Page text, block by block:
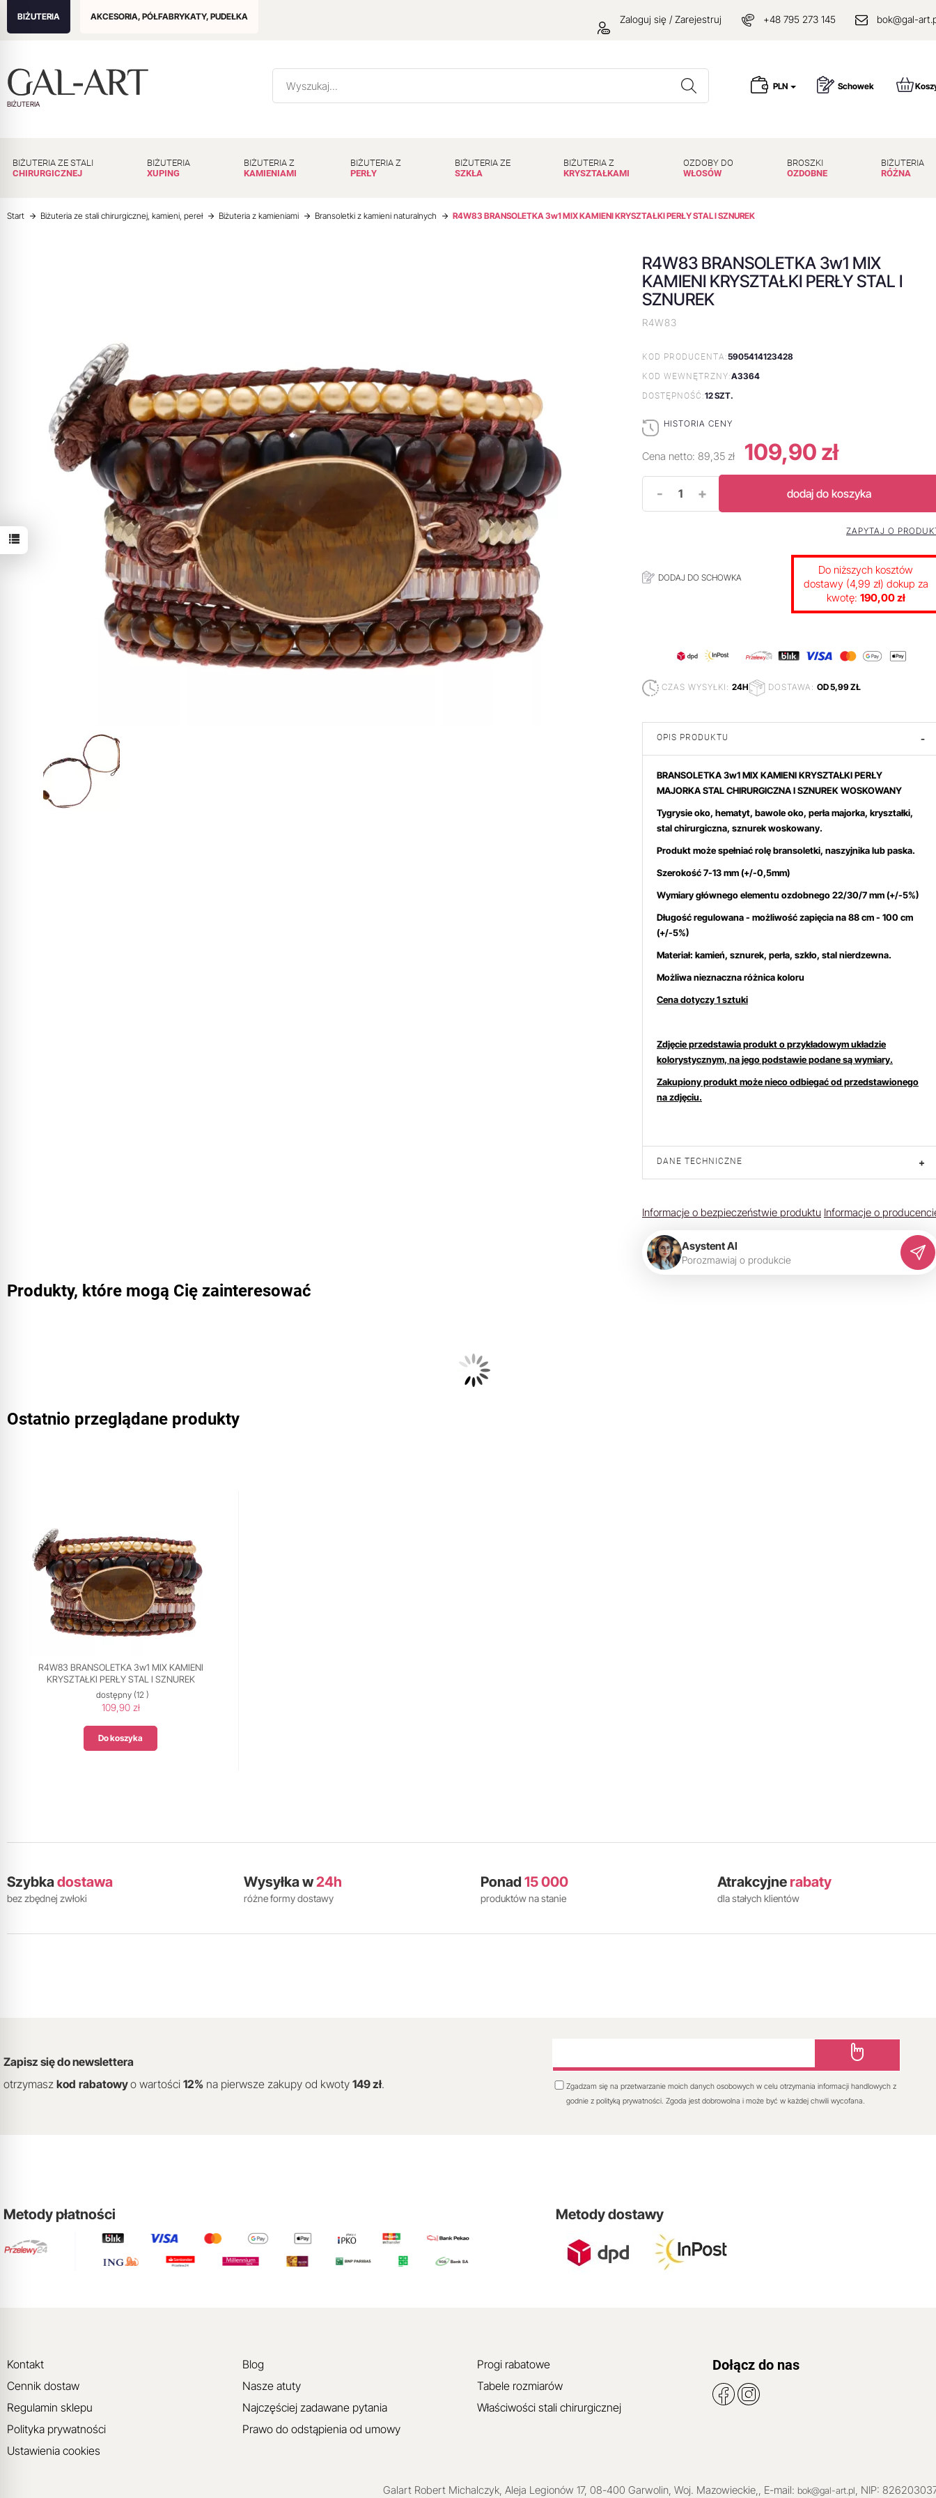
BIŻUTERIA AKCESORIA, PÓŁFABRYKATY, PUDEŁKA Zaloguj się / Zarejestruj +48 795 273 145 bok@gal-
BIŻUTERIA
Wyszukaj PLN Schowek
BIŻUTERIA ZE STALI
CHIRURGICZNEJ
BIŻUTERIA
XUPING
BIŻUTERIA Z
KAMIENIAMI
BIŻUTERIA Z
PERŁY
BIŻUTERIA ZE
SZKŁA
BIŻUTERIA Z
KRYSZTAŁKAMI
OZDOBY DO
WŁOSÓW
BROSZKI
OZDOBNE
BIŻUTERIA
RÓŻNA
Start Biżuteria ze stali chirurgicznej, kamieni, pereł Biżuteria z kamieniami Bransoletki z kamieni naturalnych R4W83 BRANSOLETKA 3w1 MIX KAMIENI KRYSZTAŁKI PERŁY STAL I SZNUREK
R4W83 BRANSOLETKA 3w1 MIX
KAMIENI KRYSZTAŁKI PERŁY STAL I
SZNUREK
R4W83
KOD PRODUCENTA:5905414123428
KOD WEWNĘTRZNY:A3364
DOSTĘPNOŚĆ:12 SZT.
HISTORIA CENY
Cena netto: 89,35 zł 109,90 zł
- + dodaj do koszyka
DODAJ DO SCHOWKA
ZAPYTAJ O
Do niższych kosztów
dostawy (4,99 zł) dokup za
kwotę: 190,00 zł
CZAS WYSYŁKI: 24H DOSTAWA: OD 5,99 ZŁ
OPIS PRODUKTU -
BRANSOLETKA 3w1 MIX KAMIENI KRYSZTAŁKI PERŁY
MAJORKA STAL CHIRURGICZNA I SZNUREK WOSKOWANY
Tygrysie oko, hematyt, bawole oko, perła majorka, kryształki,
stal chirurgiczna, sznurek woskowany.
Produkt może spełniać rolę bransoletki, naszyjnika lub paska.
Szerokość 7-13mm (+/-0,5mm)
Wymiary głównego elementu ozdobnego 22/30/7 mm (+/-5%)
Długość regulowana - możliwość zapięcia na 88 cm - 100 cm
(+/-5%)
Materiał: kamień, sznurek, perła, szkło, stal nierdzewna.
Możliwa nieznaczna różnica koloru
Cena dotyczy 1 sztuki
Zdjęcie przedstawia produkt o przykładowym układzie
kolorystycznym, na jego podstawie podane są wymiary.
Zakupiony produkt może nieco odbiegać od przedstawionego
na zdjęciu.
DANE TECHNICZNE +
Informacje o bezpieczeństwie produktu Informacje o
Asystent AI
Porozmawiaj o produkcie
Produkty, które mogą Cię zainteresować
Ostatnio przeglądane produkty
R4W83 BRANSOLETKA 3w1 MIX KAMIENI
KRYSZTAŁKI PERŁY STAL I SZNUREK
dostępny(12 )
109,90 zł
Do koszyka
Szybkadostawa
bez zbędnej zwłoki
Wysyłka w24h
różne formy dostawy
Ponad 15 000
produktów na stanie
Atrakcyjne rabaty
dla stałych klientów
Zapisz się do newslettera
otrzymasz kod rabatowyo wartości 12% na pierwsze zakupy od kwoty 149 zł.
Zgadzam się na przetwarzanie moich danych osobowych w celu otrzymania informacji handlowych z
godnie z polityką prywatności. Zgoda jest dobrowolna i może być w każdej chwili wycofana.
Metody płatności Metody dostawy
Kontakt
Cennik dostaw
Regulamin sklepu
Polityka prywatności
Ustawienia cookies
Blog
Nasze atuty
Najczęściej zadawane pytania
Prawo do odstąpienia od umowy
Progi rabatowe
Tabele rozmiarów
Właściwości stali chirurgicznej
Dołącz do nas
Galart Robert Michalczyk Aleja Legionów 17, 08-400 Garwolin , Woj. Mazowieckie , E-mail: bok@gal-art.pl , NIP: